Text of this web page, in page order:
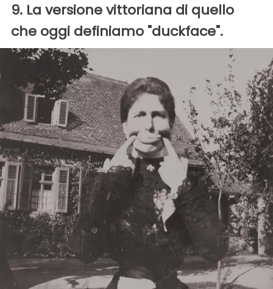
9. La versione vittoriana di quello
che oggi definiamo "duckface".